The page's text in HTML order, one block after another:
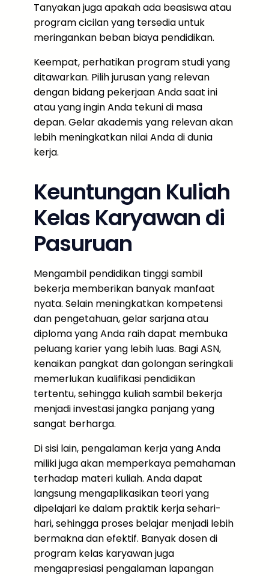
Tanyakan juga apakah ada beasiswa atau
program cicilan yang tersedia untuk
meringankan beban biaya pendidikan.
Keempat, perhatikan program studi yang
ditawarkan. Pilih jurusan yang relevan
dengan bidang pekerjaan Anda saat ini
atau yang ingin Anda tekuni di masa
depan. Gelar akademis yang relevan akan
lebih meningkatkan nilai Anda di dunia
kerja.
Keuntungan Kuliah
Kelas Karyawan di
Pasuruan
Mengambil pendidikan tinggi sambil
bekerja memberikan banyak manfaat
nyata. Selain meningkatkan kompetensi
dan pengetahuan, gelar sarjana atau
diploma yang Anda raih dapat membuka
peluang karier yang lebih luas. Bagi ASN,
kenaikan pangkat dan golongan seringkali
memerlukan kualifikasi pendidikan
tertentu, sehingga kuliah sambil bekerja
menjadi investasi jangka panjang yang
sangat berharga.
Di sisi lain, pengalaman kerja yang Anda
miliki juga akan memperkaya pemahaman
terhadap materi kuliah. Anda dapat
langsung mengaplikasikan teori yang
dipelajari ke dalam praktik kerja sehari-
hari, sehingga proses belajar menjadi lebih
bermakna dan efektif. Banyak dosen di
program kelas karyawan juga
mengapresiasi pengalaman lapangan